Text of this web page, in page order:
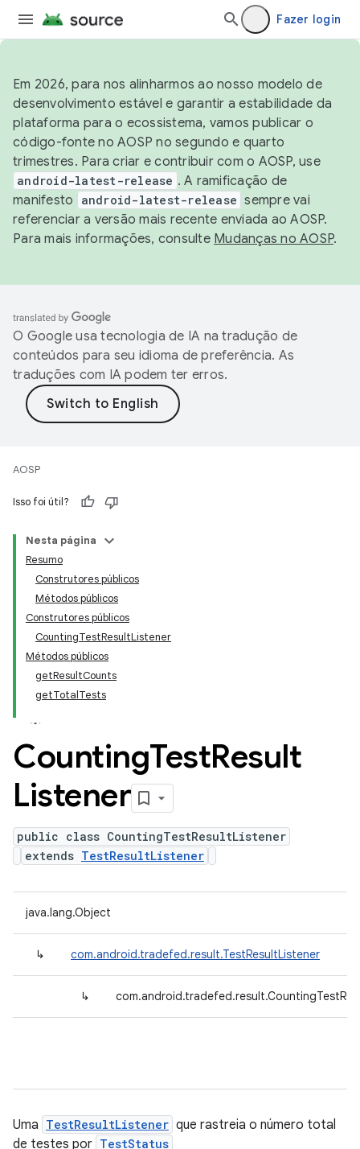
Fazer login
Em 2026, para nos alinharmos ao nosso modelo de
desenvolvimento estável e garantir a estabilidade da
plataforma para o ecossistema, vamos publicar o
código-fonte no AOSP no segundo e quarto
trimestres. Para criar e contribuir com o AOSP, use
android-latest-release . A ramificação de
manifesto
android-latest-release sempre vai
referenciar a versão mais recente enviada ao AOSP.
Para mais informações, consulte Mudanças no AOSP.
O Google usa tecnologia de IA na tradução de
conteúdos para seu idioma de preferência. As
traduções com IA podem ter erros.
AOSP
Isso foi útil?
Nesta página
Resumo
Construtores públicos
Métodos públicos
Construtores públicos
CountingTestResultListener
Métodos públicos
getResultCounts
getTotalTests
CountingTestResult
Listener
public class CountingTestResultListener
extends TestResultListener
java.lang.Object
↳ com.android.tradefed.result.TestResultListener
↳
Uma TestResultListener que rastreia o número total
de testes por TestStatus